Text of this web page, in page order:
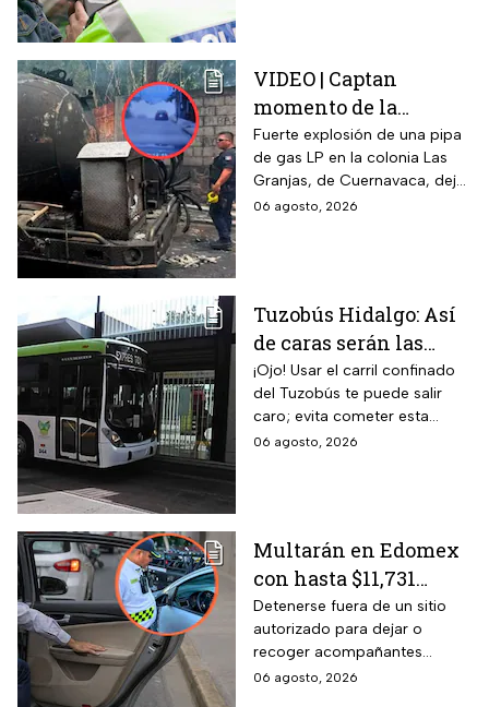
VIDEO | Captan
momento de la
explosión de pipa de
gas en Cuernavaca:
¡Imágenes sensibles!
Fuerte explosión de una pipa
de gas LP en la colonia Las
Granjas, de Cuernavaca, dejó
21 heridos y causó pánico
06 agosto, 2026
Tuzobús Hidalgo: Así
de caras serán las
MULTAS por invadir
el carril confinado a
partir de esta fecha
¡Ojo! Usar el carril confinado
del Tuzobús te puede salir
caro; evita cometer esta
infracción a partir de agosto.
06 agosto, 2026
Multarán en Edomex
con hasta $11,731
pesos a todos los
conductores que
realicen esta práctica
tan común para subir
Detenerse fuera de un sitio
autorizado para dejar o
recoger acompañantes
puede salir carísimo en
06 agosto, 2026